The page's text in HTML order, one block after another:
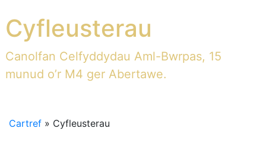
Cyfleusterau
Canolfan Celfyddydau Aml-Bwrpas, 15
munud o’r M4 ger Abertawe.
Cartref » Cyfleusterau